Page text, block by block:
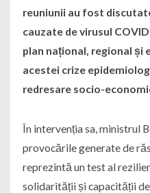
reuniunii au fost
cauzate de virusul
plan național, regional și
acestei crize
redresare socio-
În intervenția sa, ministrul
provocările generate de
reprezintă un test al
solidarității și capacității